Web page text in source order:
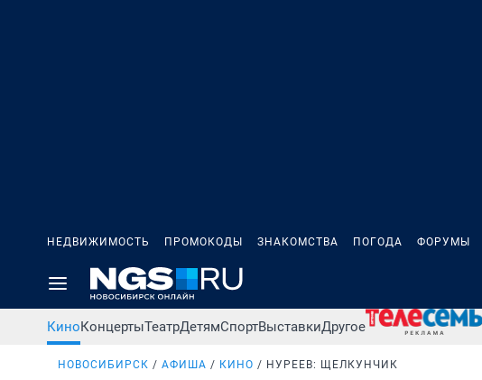
НЕДВИЖИМОСТЬ ПРОМОКОДЫ ЗНАКОМСТВА ПОГОДА ФОРУМЫ
КиноКонцертыТеатрДетямСпортВыставкиДругое
НОВОСИБИРСК АФИША КИНО НУРЕЕВ: ЩЕЛКУНЧИК